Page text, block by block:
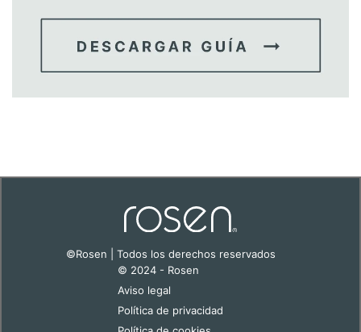
©Rosen | Todos los derechos reservados
© 2024 - Rosen
Aviso legal
Política de privacidad